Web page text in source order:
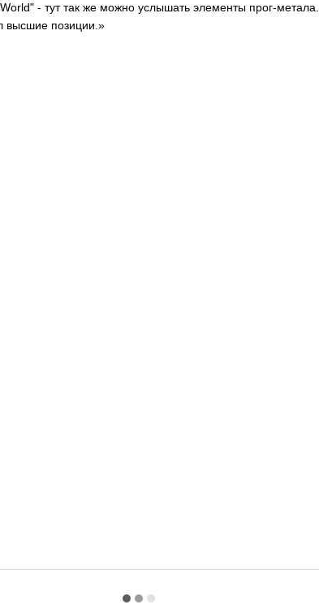
- тут так же можно услышать элементы прог-метала.
высшие позиции.»